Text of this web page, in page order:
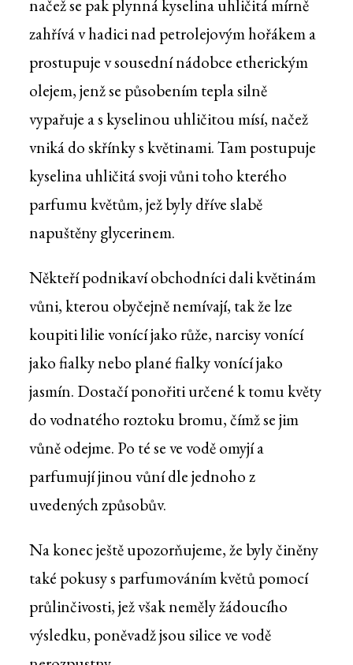
načež se pak plynná kyselina uhličitá mírně
zahřívá v hadici nad petrolejovým hořákem a
prostupuje v sousední nádobce etherickým
olejem, jenž se působením tepla silně
vypařuje a s kyselinou uhličitou mísí, načež
vniká do skřínky s květinami. Tam postupuje
kyselina uhličitá svoji vůni toho kterého
parfumu květům, jež byly dříve slabě
napuštěny glycerinem.
Někteří podnikaví obchodníci dali květinám
vůni, kterou obyčejně nemívají, tak že lze
koupiti lilie vonící jako růže, narcisy vonící
jako fialky nebo plané fialky vonící jako
jasmín. Dostačí ponořiti určené k tomu květy
do vodnatého roztoku bromu, čímž se jim
vůně odejme. Po té se ve vodě omyjí a
parfumují jinou vůní dle jednoho z
uvedených způsobův.
Na konec ještě upozorňujeme, že byly činěny
také pokusy s parfumováním květů pomocí
průlinčivosti, jež však neměly žádoucího
výsledku, poněvadž jsou silice ve vodě